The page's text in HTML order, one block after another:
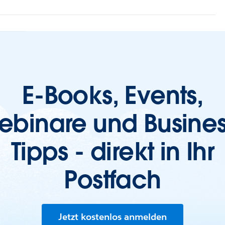
E-Books, Events,
und
Tipps - direkt in Ihr
Postfach
Jetzt kostenlos anmelden